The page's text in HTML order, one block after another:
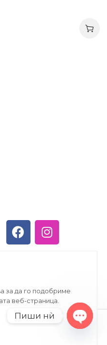
за да го подобриме
веб-страница.
Пиши нѝ